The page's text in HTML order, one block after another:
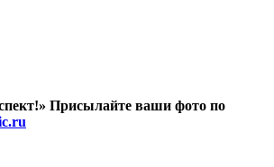
Присылайте ваши фото по
ru